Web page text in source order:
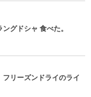
グドシャ 食べた。
リーズンドライのライ